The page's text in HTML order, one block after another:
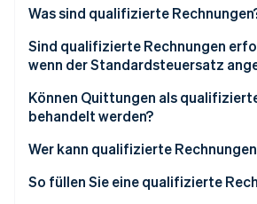
Stripe-Sessions
Erfahren Sie, wie
Was sind qualifizierte
Qualifizierte Rechnungen vs.
Steuersatzklassifizierung
Qualifizierte Rechnungen vs.
vereinfachte Rechnungen (auch
Rückerstattungsformulare
Sind qualifizierte Rechnungen
wenn der Standardsteuersatz
Können Quittungen als
behandelt werden?
Wer kann qualifizierte
So füllen Sie eine qualifizierte